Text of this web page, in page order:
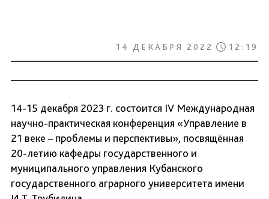
14 ДЕКАБРЯ 2022 12:19
14-15 декабря 2023 г. состоится IV Международная
научно-практическая конференция «Управление в
21 веке – проблемы и перспективы», посвящённая
20-летию кафедры государственного и
муниципального управления Кубанского
государственного аграрного университета имени